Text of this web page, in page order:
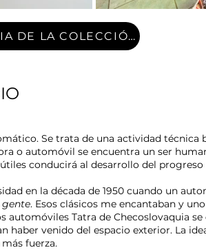
VISTA PREVIA DE LA COLECCIÓN
Se trata de una actividad técnica
o automóvil se encuentra un ser
conducirá al desarrollo del
en la década de 1950 cuando un
gente. Esos clásicos me encantaban y
automóviles Tatra de Checoslovaquia
venido del espacio exterior. La
fuerza.